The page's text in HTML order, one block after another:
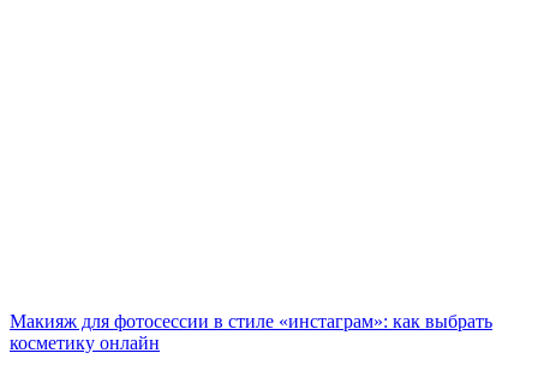
Макияж для фотосессии в стиле «инстаграм»: как выбрать
косметику онлайн